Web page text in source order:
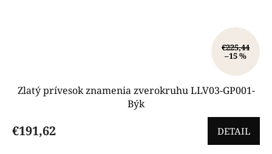
€225,44
–15 %
Zlatý prívesok znamenia zverokruhu LLV03-GP001-
Býk
€191,62 DETAIL